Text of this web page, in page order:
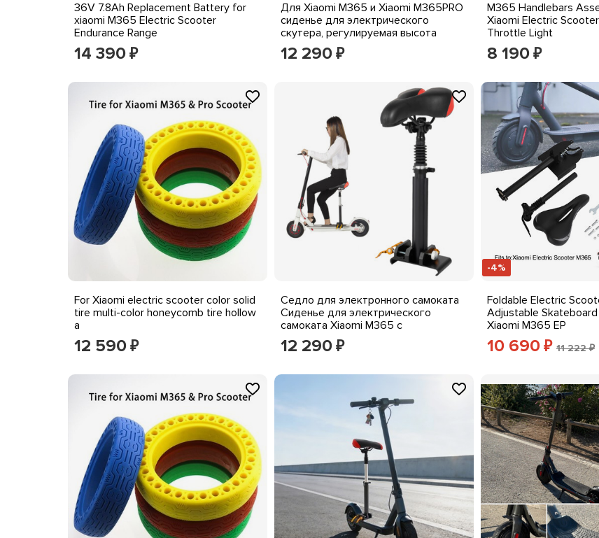
36V 7.8Ah Replacement Battery for
xiaomi M365 Electric Scooter
Endurance Range
14 390 ₽
Для Xiaomi M365 и Xiaomi M365PRO
сиденье для электрического
скутера, регулируемая высота
седла
12 290 ₽
M365 Handlebars
Xiaomi Electric
Throttle Light
8 190 ₽
For Xiaomi electric scooter color solid
tire multi-color honeycomb tire hollow
a
12 590 ₽
Седло для электронного самоката
Сиденье для электрического
самоката Xiaomi M365 с
регулируемой высотой 40-60 см
12 290 ₽
-4%
Foldable Electric
Adjustable
Xiaomi M365 EP
10 690 ₽ 11 222 ₽